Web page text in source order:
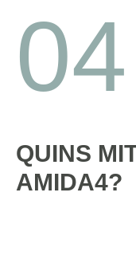
04
QUINS
AMIDA4?